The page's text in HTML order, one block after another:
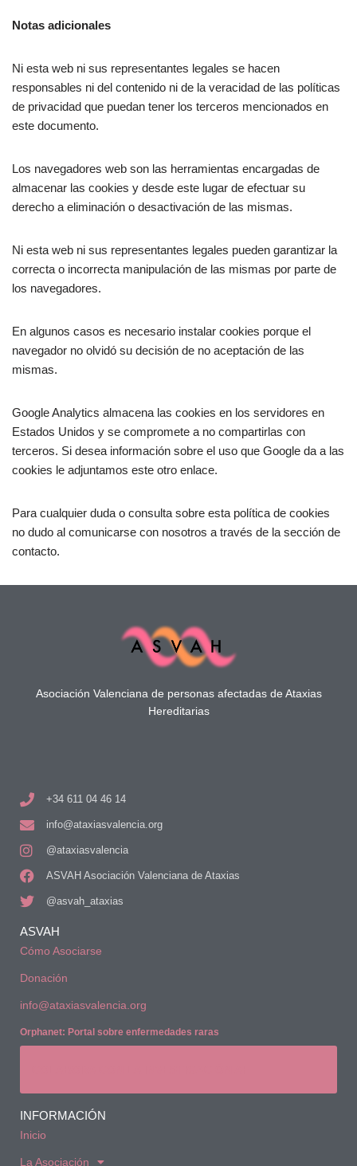
Notas adicionales
Ni esta web ni sus representantes legales se hacen
responsables ni del contenido ni de la veracidad de las políticas
de privacidad que puedan tener los terceros mencionados en
este documento.
Los navegadores web son las herramientas encargadas de
almacenar las cookies y desde este lugar de efectuar su
derecho a eliminación o desactivación de las mismas.
Ni esta web ni sus representantes legales pueden garantizar la
correcta o incorrecta manipulación de las mismas por parte de
los navegadores.
En algunos casos es necesario instalar cookies porque el
navegador no olvidó su decisión de no aceptación de las
mismas.
Google Analytics almacena las cookies en los servidores en
Estados Unidos y se compromete a no compartirlas con
terceros. Si desea información sobre el uso que Google da a las
cookies le adjuntamos este otro enlace.
Para cualquier duda o consulta sobre esta política de ​cookies
no dudo al comunicarse con nosotros a través de la sección de
contacto.
Asociación Valenciana de personas afectadas de Ataxias
Hereditarias
+34 611 04 46 14
info@ataxiasvalencia.org
@ataxiasvalencia
ASVAH Asociación Valenciana de Ataxias
@asvah_ataxias
ASVAH
Cómo Asociarse
Donación
info@ataxiasvalencia.org
Orphanet: Portal sobre enfermedades raras
INFORMACIÓN
Inicio
La Asociación